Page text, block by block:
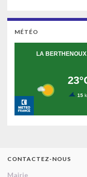
MÉTÉO
CONTACTEZ-NOUS
Mairie